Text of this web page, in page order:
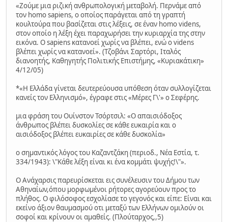
«Ζούμε μια ριζική ανθρωπολογική μεταβολή. Περνάμε από
τον homo sapiens, ο οποίος παράγεται από τη γραπτή
κουλτούρα που βασίζεται στις λέξεις, σε έναν homo videns,
στον οποίο η λέξη έχει παραχωρήσει την κυριαρχία της στην
εικόνα. Ο sapiens κατανοεί χωρίς να βλέπει, ενώ ο videns
βλέπει χωρίς να κατανοεί». (Τζοβάνι Σαρτόρι, Ιταλός
διανοητής, Καθηγητής Πολιτικής Επιστήμης, «Κυριακάτικη»
4/12/05)
*«Η Ελλάδα γίνεται δευτερεύουσα υπόθεση όταν συλλογίζεται
κανείς τον Ελληνισμό», έγραφε στις «Μέρες Γ\'» ο Σεφέρης.
μια φράση του Ουίνστον Τσόρτσιλ: «Ο απαισιόδοξος
άνθρωπος βλέπει δυσκολίες σε κάθε ευκαιρία και ο
αισιόδοξος βλέπει ευκαιρίες σε κάθε δυσκολία»
ο σημαντικός λόγος του Καζαντζάκη (περιοδ., Νέα Εστία, τ.
334/1943): \"Κάθε λέξη είναι κι ένα κομμάτι ψυχής!\"».
Ο Ανάχαρσις παρευρίσκεται εις συνέλευσιν του Δήμου των
Αθηναίων,όπου μορφωμένοι ρήτορες αγορεύουν προς το
πλήθος. Ο φιλόσοφος εσχολίασε το γεγονός και είπε: Είναι και
εκείνο άξιον θαυμασμού οτι μεταξύ των Ελλήνων ομιλούν οι
σοφοί και κρίνουν οι αμαθείς. (Πλούταρχος,,5)